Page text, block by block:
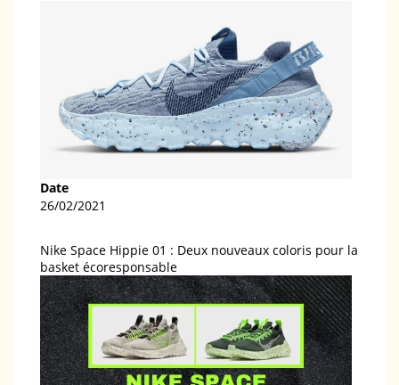
Date
26/02/2021
Nike Space Hippie 01 : Deux nouveaux coloris pour la
basket écoresponsable